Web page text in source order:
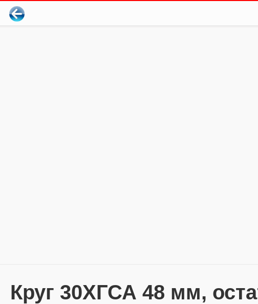
Круг 30ХГСА 48 мм,